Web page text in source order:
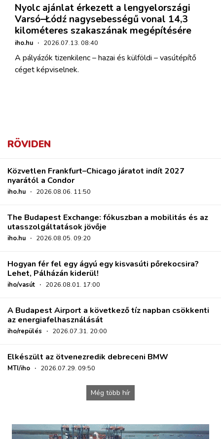
Nyolc ajánlat érkezett a lengyelországi
Varsó–Łódź nagysebességű vonal 14,3
kilométeres szakaszának megépítésére
iho.hu · 2026.07.13. 08:40
A pályázók tizenkilenc – hazai és külföldi – vasútépítő
céget képviselnek.
RÖVIDEN
Közvetlen Frankfurt–Chicago járatot indít 2027
nyarától a Condor
iho.hu · 2026.08.06. 11:50
The Budapest Exchange: fókuszban a mobilitás és az
utasszolgáltatások jövője
iho.hu · 2026.08.05. 09:20
Hogyan fér fel egy ágyú egy kisvasúti pőrekocsira?
Lehet, Pálházán kiderül!
iho/vasút · 2026.08.01. 17:00
A Budapest Airport a következő tíz napban csökkenti
az energiafelhasználását
iho/repülés · 2026.07.31. 20:00
Elkészült az ötvenezredik debreceni BMW
MTI/iho · 2026.07.29. 09:50
Még több hír